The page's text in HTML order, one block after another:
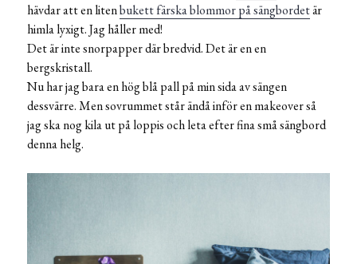
hävdar att en litenbukett färska blommor på sängbordetär
himla lyxigt. Jag håller med!
Det är inte snorpapper där bredvid. Det är en en
bergskristall.
Nu har jag bara en hög blå pall på min sida av sängen
dessvärre. Men sovrummet står ändå inför en makeover så
jag ska nog kila ut på loppis och leta efter fina små sängbord
denna helg.